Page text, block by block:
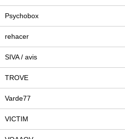
Psychobox
rehacer
SIVA / avis
TROVE
Varde77
VICTIM